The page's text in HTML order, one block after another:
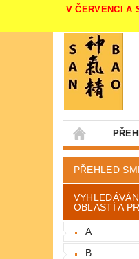
V ČERVENCI A
PŘEHLED
OBLASTÍ A
A
B